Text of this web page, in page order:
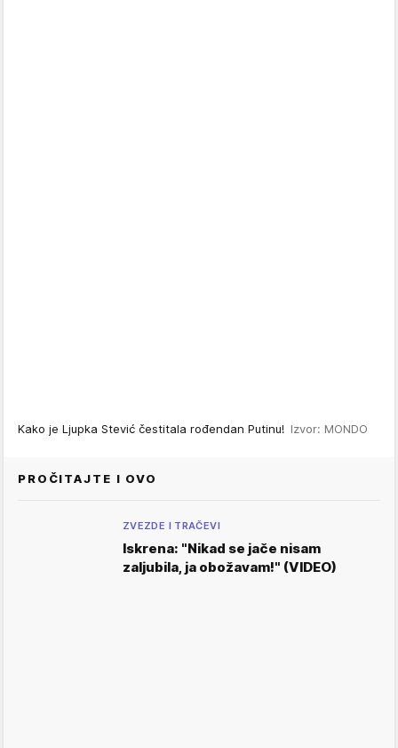
Kako je Ljupka Stević čestitala rođendan Putinu! Izvor: MONDO
PROČITAJTE I OVO
ZVEZDE I TRAČEVI
Iskrena: "Nikad se jače nisam
zaljubila, ja obožavam!" (VIDEO)